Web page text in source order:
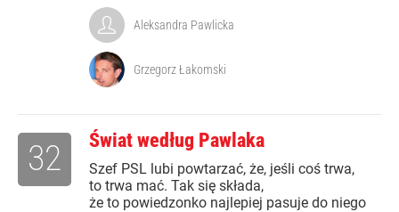
Aleksandra Pawlicka
Grzegorz Łakomski
Świat według Pawlaka
Szef PSL lubi powtarzać, że, jeśli coś trwa,
to trwa mać. Tak się składa,
że to powiedzonko najlepiej pasuje do niego
32